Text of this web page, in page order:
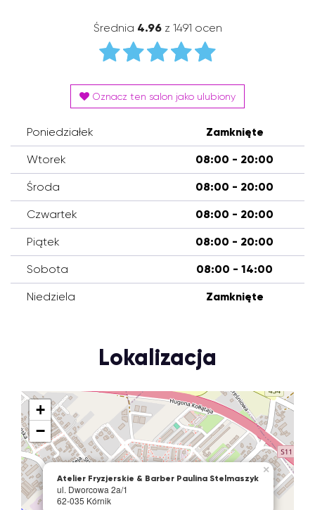
Średnia 4.96z 1491 ocen
Oznacz ten salon jako ulubiony
Poniedziałek Zamknięte
Wtorek 08:00 - 20:00
Środa 08:00 - 20:00
Czwartek 08:00 - 20:00
Piątek 08:00 - 20:00
Sobota 08:00 - 14:00
Niedziela Zamknięte
Lokalizacja
Atelier Fryzjerskie & Barber Paulina Stelmaszyk
ul. Dworcowa 2a/1
62-035 Kórnik
×
+
−